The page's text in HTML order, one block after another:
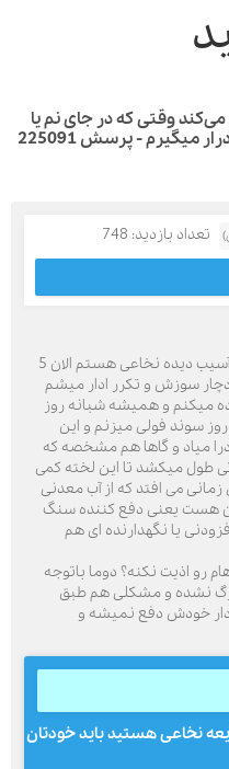
که در جای نم یا
- پرسش 225091
بازدید: 748
بند اقا هستم 60سالمه از سال 1363آسیب دیده نخاعی هستم الان 5
و تکرر ادار میشم
و همیشه شبانه روز
فولی میزنم و این
و گاها هم مشخصه که
تا این لخته کمی
افتد که از آب معدنی
یعنی دفع کننده سنگ
نگهدارنده ای هم
نکنه؟ دوما باتوجه
و مشکلی هم طبق
دفع نمیشه و
هستید باید خودتان
ارسال